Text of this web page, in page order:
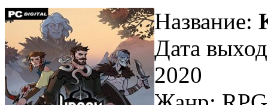
Название:
Дата
2020